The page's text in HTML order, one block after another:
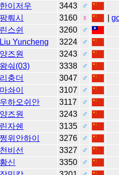
한이저우 3443
♂
팡뤄시 3160 ♀ |
린스쉰 3260
♂
Liu Yuncheng 3224
♂
양즈원 3243
♂
왕숴(03) 3338
♂
리충더 3047
♂
마솨이 3107
♂
우하오쉬안 3117
♂
양즈원 3243
♂
린자쉔 3135
♂
쩡위안하이 3276
♂
천비선 3327
♂
황신 3350
♂